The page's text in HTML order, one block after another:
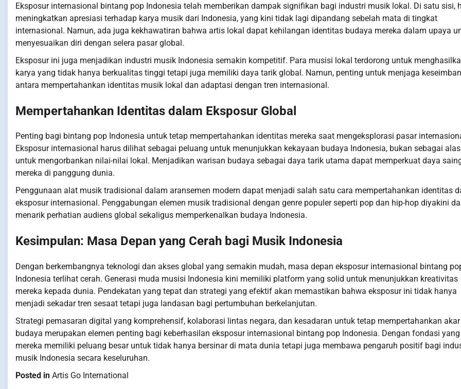
Eksposur internasional bintang pop Indonesia telah memberikan dampak signifikan bagi industri musik lokal. Di satu sisi,
meningkatkan apresiasi terhadap karya musik dari Indonesia, yang kini tidak lagi dipandang sebelah mata di tingkat
internasional. Namun, ada juga kekhawatiran bahwa artis lokal dapat kehilangan identitas budaya mereka dalam upaya
menyesuaikan diri dengan selera pasar global.
Eksposur ini juga menjadikan industri musik Indonesia semakin kompetitif. Para musisi lokal terdorong untuk
karya yang tidak hanya berkualitas tinggi tetapi juga memiliki daya tarik global. Namun, penting untuk menjaga
antara mempertahankan identitas musik lokal dan adaptasi dengan tren internasional.
Mempertahankan Identitas dalam Eksposur Global
Penting bagi bintang pop Indonesia untuk tetap mempertahankan identitas mereka saat mengeksplorasi pasar
Eksposur internasional harus dilihat sebagai peluang untuk menunjukkan kekayaan budaya Indonesia, bukan sebagai
untuk mengorbankan nilai-nilai lokal. Menjadikan warisan budaya sebagai daya tarik utama dapat memperkuat daya
mereka di panggung dunia.
Penggunaan alat musik tradisional dalam aransemen modern dapat menjadi salah satu cara mempertahankan identitas
eksposur internasional. Penggabungan elemen musik tradisional dengan genre populer seperti pop dan hip-hop diyakini
menarik perhatian audiens global sekaligus memperkenalkan budaya Indonesia.
Kesimpulan: Masa Depan yang Cerah bagi Musik Indonesia
Dengan berkembangnya teknologi dan akses global yang semakin mudah, masa depan eksposur internasional bintang
Indonesia terlihat cerah. Generasi muda musisi Indonesia kini memiliki platform yang solid untuk menunjukkan kreativitas
mereka kepada dunia. Pendekatan yang tepat dan strategi yang efektif akan memastikan bahwa eksposur ini tidak hanya
menjadi sekadar tren sesaat tetapi juga landasan bagi pertumbuhan berkelanjutan.
Strategi pemasaran digital yang komprehensif, kolaborasi lintas negara, dan kesadaran untuk tetap mempertahankan akar
budaya merupakan elemen penting bagi keberhasilan eksposur internasional bintang pop Indonesia. Dengan fondasi
mereka memiliki peluang besar untuk tidak hanya bersinar di mata dunia tetapi juga membawa pengaruh positif bagi
musik Indonesia secara keseluruhan.
Posted in Artis Go International